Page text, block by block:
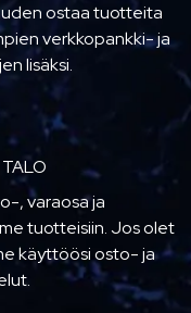
ostaa tuotteita
verkkopankki- ja
lisäksi.
TALO
, varaosa ja
tuotteisiin. Jos olet
käyttöösi osto- ja